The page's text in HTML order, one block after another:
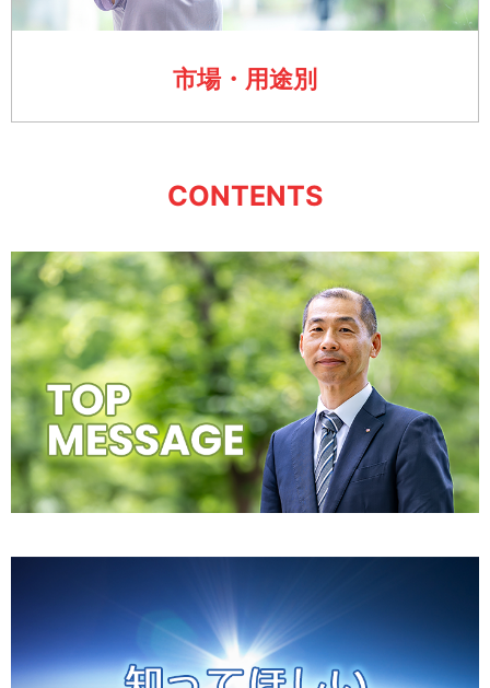
市場・用途別
CONTENTS